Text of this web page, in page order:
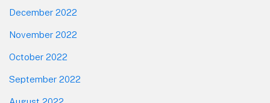
December 2022
November 2022
October 2022
September 2022